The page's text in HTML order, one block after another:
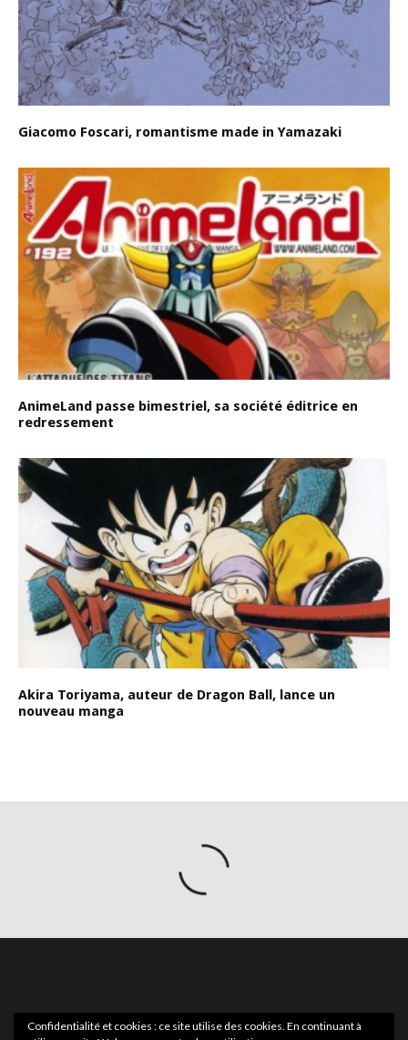
Giacomo Foscari, romantisme made in Yamazaki
AnimeLand passe bimestriel, sa société éditrice en
redressement
Akira Toriyama, auteur de Dragon Ball, lance un
nouveau manga
Confidentialité et cookies : ce site utilise des cookies. En continuant à